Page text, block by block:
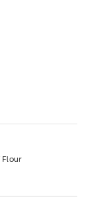
Flour